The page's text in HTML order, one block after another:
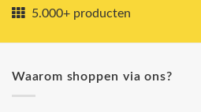
5.000+ producten
Waarom shoppen via ons?